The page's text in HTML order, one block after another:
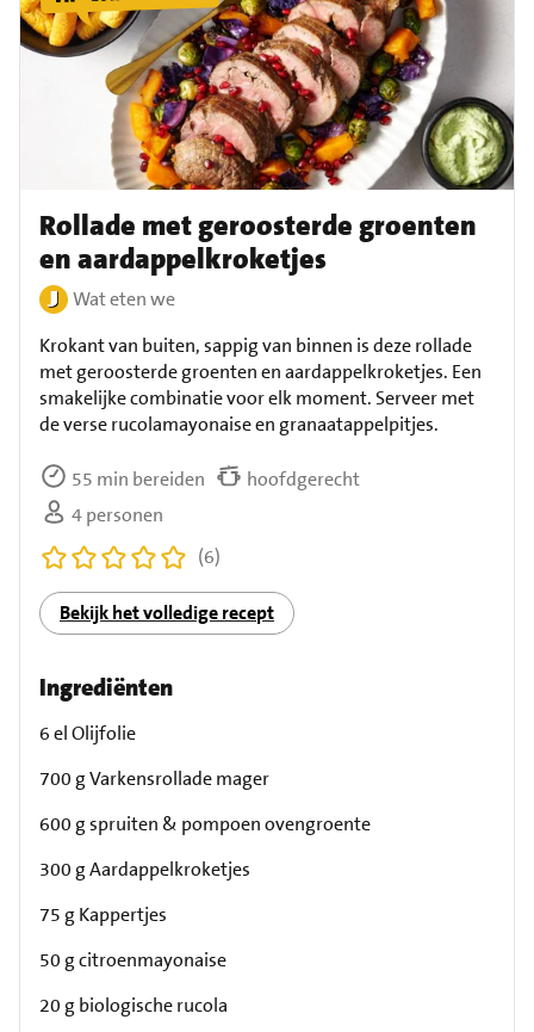
Rollade met geroosterde groenten
en aardappelkroketjes
Wat eten we
Krokant van buiten, sappig van binnen is deze rollade
met geroosterde groenten en aardappelkroketjes. Een
smakelijke combinatie voor elk moment. Serveer met
de verse rucolamayonaise en granaatappelpitjes.
55 min bereiden
hoofdgerecht
4 personen
(6)
Bekijk het volledige recept
Ingrediënten
6 el Olijfolie
700 g Varkensrollade mager
600 g spruiten & pompoen ovengroente
300 g Aardappelkroketjes
75 g Kappertjes
50 g citroenmayonaise
20 g biologische rucola